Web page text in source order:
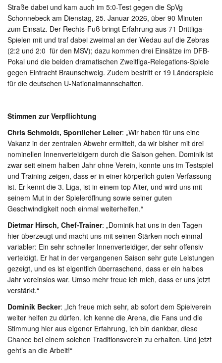
Straße dabei und kam auch im 5:0-Test gegen die SpVg
Schonnebeck am Dienstag, 25. Januar 2026, über 90 Minuten
zum Einsatz. Der Rechts-Fuß bringt Erfahrung aus 71 Drittliga-
Spielen mit und traf dabei zweimal an der Wedau auf die Zebras
(2:2 und 2:0 für den MSV); dazu kommen drei Einsätze im DFB-
Pokal und die beiden dramatischen Zweitliga-Relegations-Spiele
gegen Eintracht Braunschweig. Zudem bestritt er 19 Länderspiele
für die deutschen U-Nationalmannschaften.
Stimmen zur Verpflichtung
Chris Schmoldt, Sportlicher Leiter: „Wir haben für uns eine
Vakanz in der zentralen Abwehr ermittelt, da wir bisher mit drei
nominellen Innenverteidigern durch die Saison gehen. Dominik ist
zwar seit einem halben Jahr ohne Verein, konnte uns im Testspiel
und Training zeigen, dass er in einer körperlich guten Verfassung
ist. Er kennt die 3. Liga, ist in einem top Alter, und wird uns mit
seinem Mut in der Spieleröffnung sowie seiner guten
Geschwindigkeit noch einmal weiterhelfen.“
Dietmar Hirsch, Chef-Trainer: „Dominik hat uns in den Tagen
hier überzeugt und macht uns mit seinen Stärken noch einmal
variabler: Ein sehr schneller Innenverteidiger, der sehr offensiv
verteidigt. Er hat in der vergangenen Saison sehr gute Leistungen
gezeigt, und es ist eigentlich überraschend, dass er ein halbes
Jahr vereinslos war. Umso mehr freue ich mich, dass er uns jetzt
verstärkt.“
Dominik Becker: „Ich freue mich sehr, ab sofort dem Spielverein
weiter helfen zu dürfen. Ich kenne die Arena, die Fans und die
Stimmung hier aus eigener Erfahrung, ich bin dankbar, diese
Chance bei einem solchen Traditionsverein zu erhalten. Und jetzt
geht’s an die Arbeit!“